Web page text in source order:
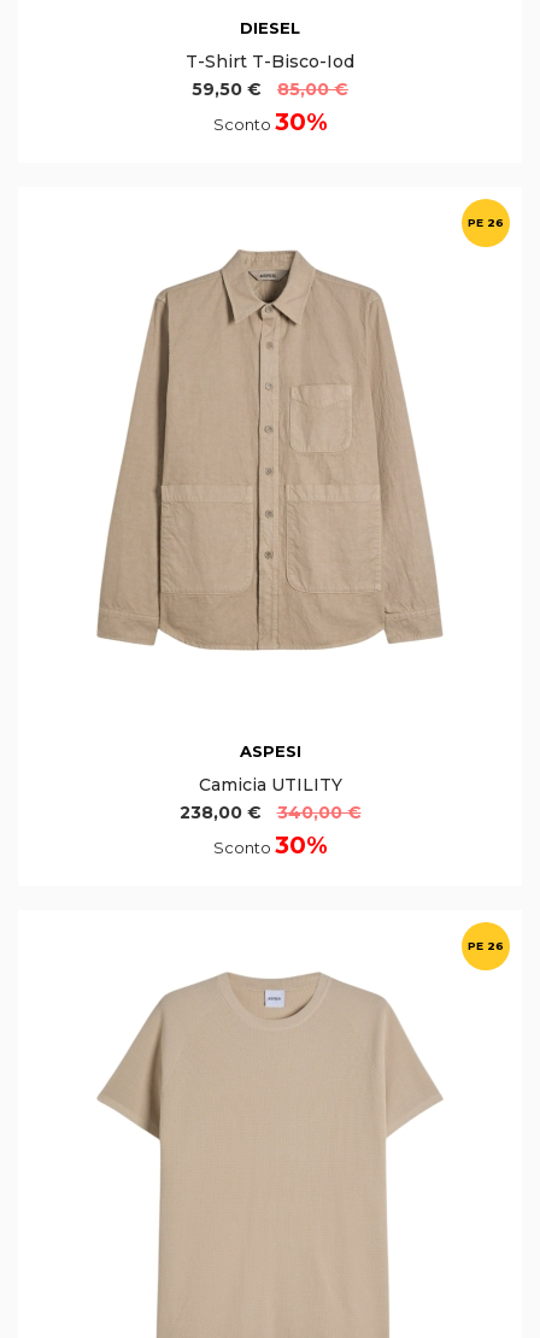
DIESEL
T-Shirt T-Bisco-Iod
59,50 €
85,00 €
Sconto 30%
PE 26
ASPESI
Camicia UTILITY
238,00 €
340,00 €
Sconto 30%
PE 26